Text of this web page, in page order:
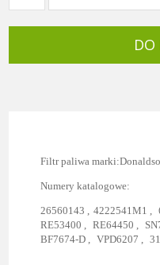
DO
Filtr paliwa
Numery katalogowe:
26560143 , 4222541M1 ,
RE53400 , RE64450 ,
BF7674-D , VPD6207 ,